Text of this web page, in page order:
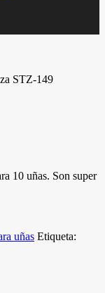
STZ-149
10 uñas. Son super
uñas Etiqueta: